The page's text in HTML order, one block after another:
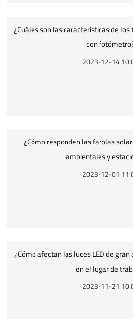
¿Cuáles son las características de
con
2023-12-14
¿Cómo responden las farolas
ambientales y
2023-12-01
¿Cómo afectan las luces LED de
en el lugar de
2023-11-21